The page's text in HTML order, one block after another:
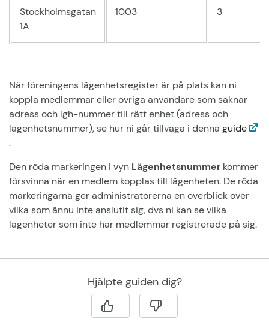
Stockholmsgatan
1A
1003 3
När föreningens lägenhetsregister är på plats kan ni
koppla medlemmar eller övriga användare som saknar
adress och lgh-nummer till rätt enhet (adress och
lägenhetsnummer), se hur ni går tillväga i denna guide
.
Den röda markeringen i vyn Lägenhetsnummer kommer
försvinna när en medlem kopplas till lägenheten. De röda
markeringarna ger administratörerna en överblick över
vilka som ännu inte anslutit sig, dvs ni kan se vilka
lägenheter som inte har medlemmar registrerade på sig.
Hjälpte guiden dig?